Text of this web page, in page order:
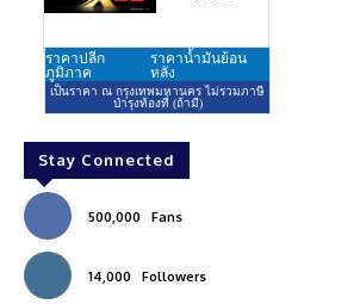
Stay Connected
500,000 Fans
14,000 Followers